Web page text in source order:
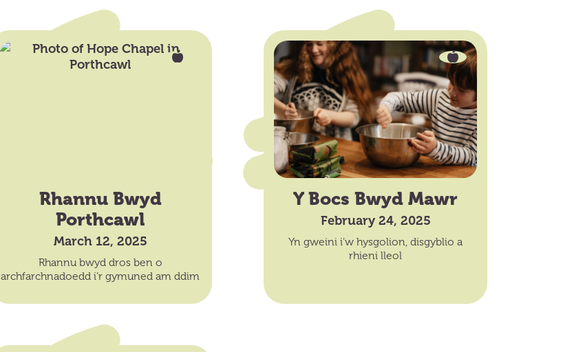
Rhannu Bwyd
Porthcawl
March 12, 2025
Rhannu bwyd dros ben o
archfarchnadoedd i’r gymuned am ddim
Y Bocs Bwyd Mawr
February 24, 2025
Yn gweini i’w hysgolion, disgyblio a
rhieni lleol